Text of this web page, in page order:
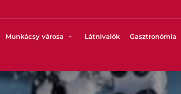
Munkácsy városa Látnivalók Gasztronómia